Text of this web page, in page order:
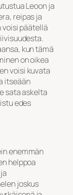
Leoon ja
reipas ja
päätellä
kun tämä
on oikea
voisi kuvata
itseään
sata askelta
edes
enemmän
helppoa
joskus